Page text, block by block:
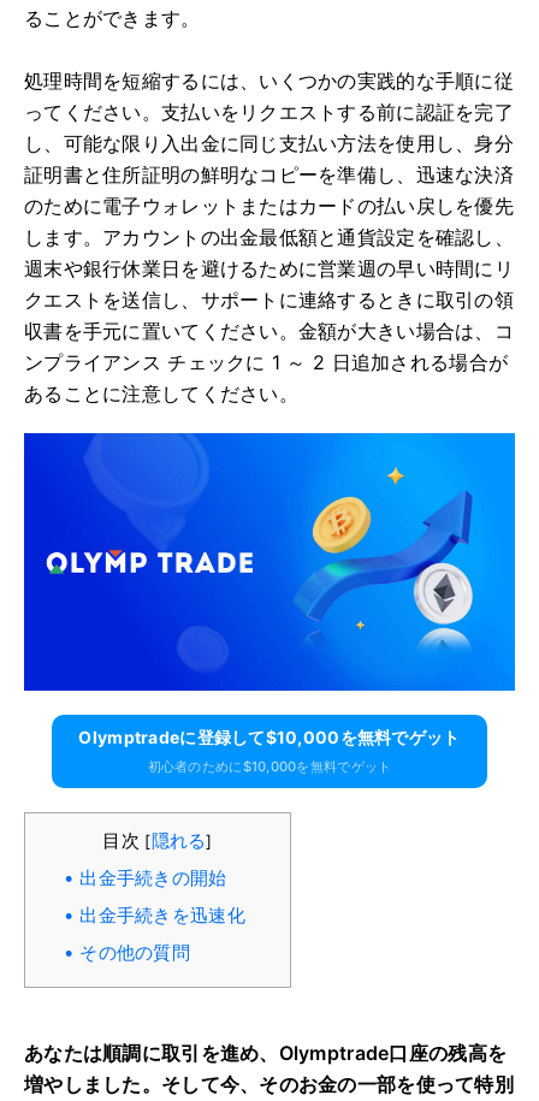
ることができます。
処理時間を短縮するには、いくつかの実践的な手順に従
ってください。支払いをリクエストする前に認証を完了
し、可能な限り入出金に同じ支払い方法を使用し、身分
証明書と住所証明の鮮明なコピーを準備し、迅速な決済
のために電子ウォレットまたはカードの払い戻しを優先
します。アカウントの出金最低額と通貨設定を確認し、
週末や銀行休業日を避けるために営業週の早い時間にリ
クエストを送信し、サポートに連絡するときに取引の領
収書を手元に置いてください。金額が大きい場合は、コ
ンプライアンス チェックに 1 ～ 2 日追加される場合が
あることに注意してください。
Olymptradeに​​登録して$10,000を無料でゲット
初心者のために$10,000を無料でゲット
目次 [隠れる]
出金手続きの開始
出金手続きを迅速化
その他の質問
あなたは順調に取引を進め、Olymptrade口座の残高を
増やしました。そして今、そのお金の一部を使って特別